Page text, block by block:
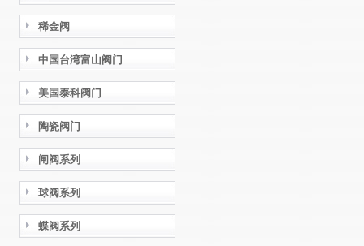
稀金阀
中国台湾富山阀门
美国泰科阀门
陶瓷阀门
闸阀系列
球阀系列
蝶阀系列